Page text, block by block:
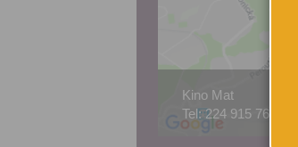
Kino Mat
Tel: 224 915 765